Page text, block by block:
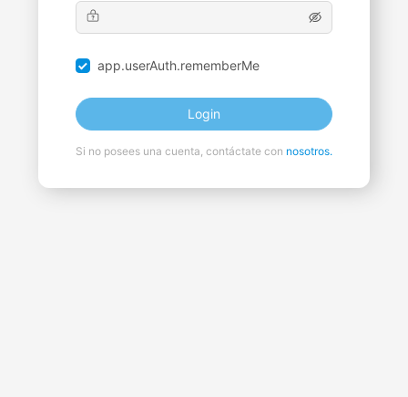
app.userAuth.rememberMe
Login
Si no posees una cuenta, contáctate con nosotros.